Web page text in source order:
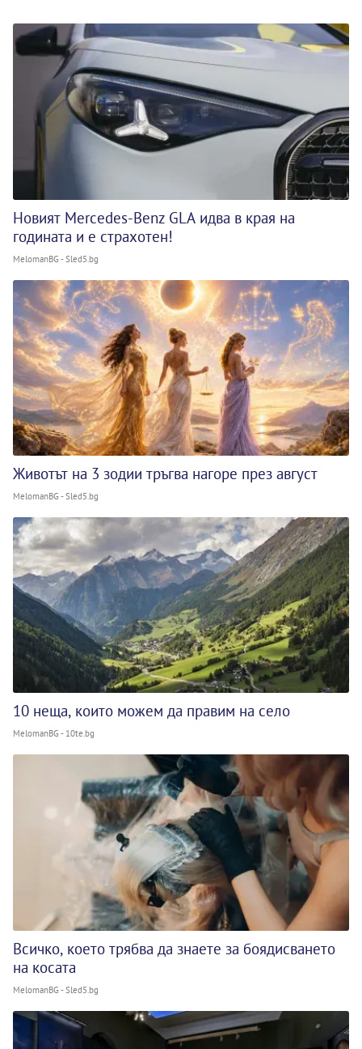
Новият Mercedes-Benz GLA идва в края на
годината и е страхотен!
MelomanBG - Sled5.bg
Животът на 3 зодии тръгва нагоре през август
MelomanBG - Sled5.bg
10 неща, които можем да правим на село
MelomanBG - 10te.bg
Всичко, което трябва да знаете за боядисването
на косата
MelomanBG - Sled5.bg